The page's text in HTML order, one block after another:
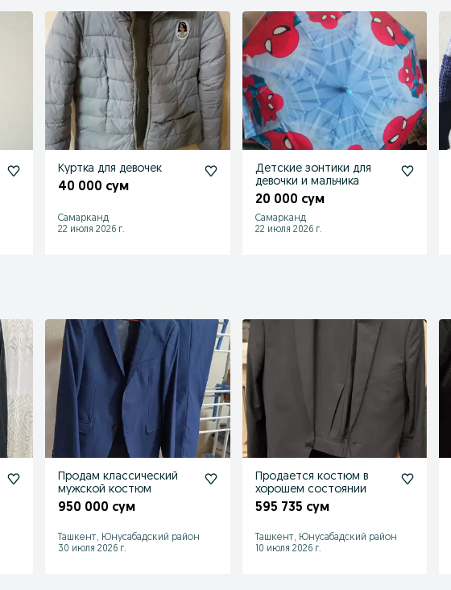
Куртка для девочек
40 000 сум
Самарканд
22 июля 2026 г.
Детские зонтики для
девочки и мальчика
20 000 сум
Самарканд
22 июля 2026 г.
Продам классический
мужской костюм
950 000 сум
Ташкент, Юнусабадский район
30 июля 2026 г.
Продается костюм в
хорошем состоянии
595 735 сум
Ташкент, Юнусабадский район
10 июля 2026 г.